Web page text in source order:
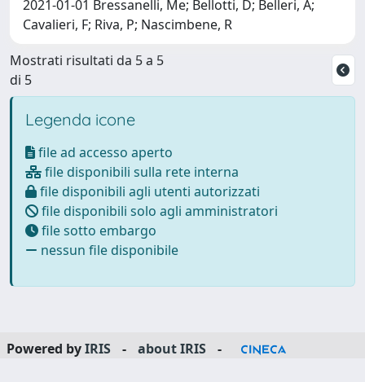
2021-01-01 Bressanelli, Me; Bellotti, D; Belleri, A;
Cavalieri, F; Riva, P; Nascimbene, R
Mostrati risultati da 5 a 5
di 5
Legenda icone
file ad accesso aperto
file disponibili sulla rete interna
file disponibili agli utenti autorizzati
file disponibili solo agli amministratori
file sotto embargo
nessun file disponibile
Powered byIRIS - about IRIS
-